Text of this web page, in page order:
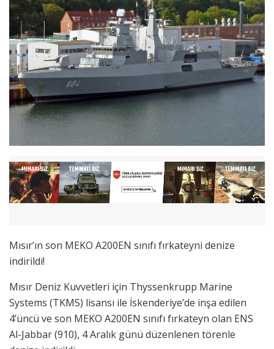
Mısır’ın son MEKO A200EN sınıfı fırkateyni denize
indirildi!
Mısır Deniz Kuvvetleri için Thyssenkrupp Marine
Systems (TKMS) lisansı ile İskenderiye’de inşa edilen
4’üncü ve son MEKO A200EN sınıfı fırkateyn olan ENS
Al-Jabbar (910), 4 Aralık günü düzenlenen törenle